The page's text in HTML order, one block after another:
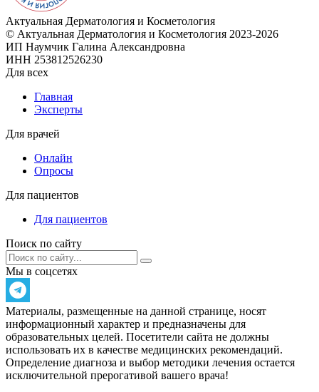
Актуальная Дерматология и Косметология
© Актуальная Дерматология и Косметология 2023-2026
ИП Наумчик Галина Александровна
ИНН 253812526230
Для всех
Главная
Эксперты
Для врачей
Онлайн
Опросы
Для пациентов
Для пациентов
Поиск по сайту
Мы в соцсетях
Материалы, размещенные на данной странице, носят
информационный характер и предназначены для
образовательных целей. Посетители сайта не должны
использовать их в качестве медицинских рекомендаций.
Определение диагноза и выбор методики лечения остается
исключительной прерогативой вашего врача!